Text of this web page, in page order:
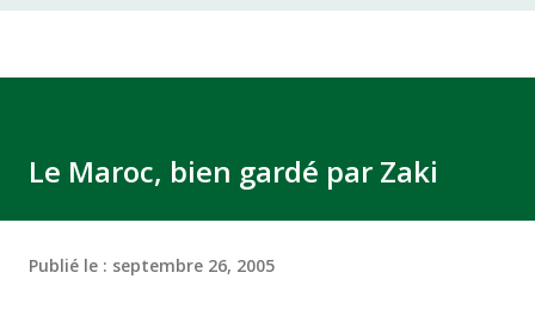
Le Maroc, bien gardé par Zaki
Publié le : septembre 26, 2005